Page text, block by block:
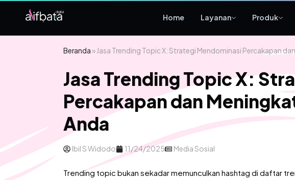
Home Layanan Produk
Beranda» Jasa Trending Topic X: Strategi Mendominasi Percakapan
Jasa Trending Topic X:
Percakapan dan
Anda
Ibil S Widodo 11/24/2025 Media Sosial
Trending topic bukan sekadar memunculkan hashtag di daftar